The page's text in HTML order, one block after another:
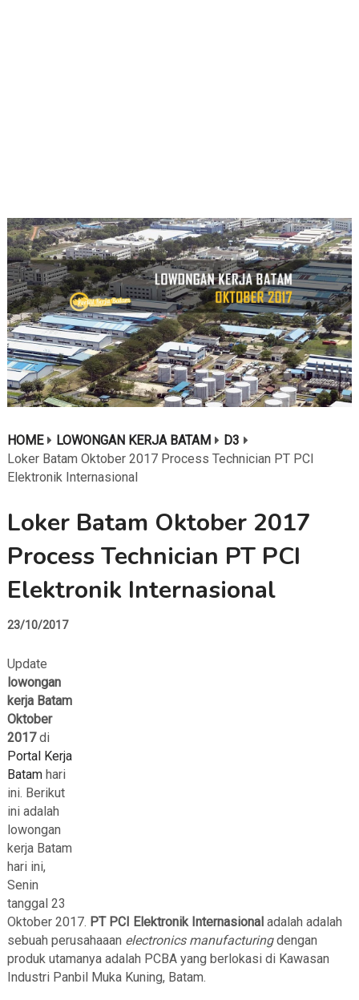
HOME LOWONGAN KERJA BATAM
D3
Loker Batam Oktober 2017 Process Technician PT PCI
Elektronik Internasional
Loker Batam Oktober 2017
Process Technician PT PCI
Elektronik Internasional
23/10/2017
Update
lowongan
kerja Batam
Oktober
2017di
Portal Kerja
Batamhari
ini. Berikut
ini adalah
lowongan
kerja Batam
hari ini,
Senin
tanggal 23
Oktober 2017. PT PCI Elektronik Internasional adalah adalah
sebuah perusahaaan electronics manufacturingdengan
produk utamanya adalah PCBA yang berlokasi di Kawasan
Industri Panbil Muka Kuning, Batam.